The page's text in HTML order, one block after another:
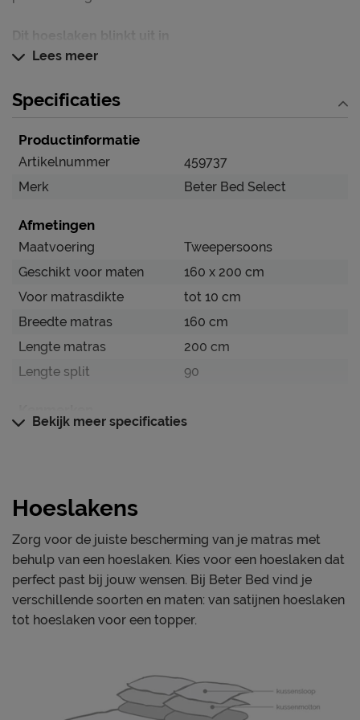
Vertrouwde kwaliteit, verlaagde prijs
Ademend en goed voor je huid
Geschikt voor topmatrassen met een dikte tot 10
Je nieuwe hoeslaken wil je natuurlijk zo lang mogelijk
mooi én schoon houden. Alle schoonmaakinstructies,
evenals de garantie op het hoeslaken, kun je terug
Lees meer
Specificaties
Productinformatie
Artikelnummer
459737
Merk
Beter Bed Select
Afmetingen
Maatvoering
Tweepersoons
Geschikt voor maten
160 x 200 cm
Voor matrasdikte
tot 10 cm
Breedte matras
160 cm
Lengte matras
200 cm
Lengte split
90
Kleur
Materiaal
Materiaal katoen perkal
Onderhoud
Wasinstructies wasbaar tot 40°C
Leveranciersinformatie
Bekijk meer specificaties
Hoeslakens
Zorg voor de juiste bescherming van je matras met
behulp van een hoeslaken. Kies voor een hoeslaken dat
perfect past bij jouw wensen. Bij Beter Bed vind je
verschillende soorten en maten: van satijnen hoeslaken
tot hoeslaken voor een topper.